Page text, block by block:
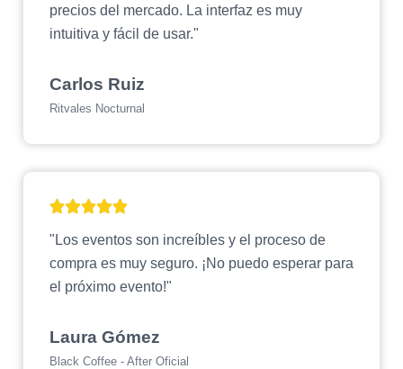
precios del mercado. La interfaz es muy
intuitiva y fácil de usar."
Carlos Ruiz
Ritvales Nocturnal
"Los eventos son increíbles y el proceso de
compra es muy seguro. ¡No puedo esperar para
el próximo evento!"
Laura Gómez
Black Coffee - After Oficial